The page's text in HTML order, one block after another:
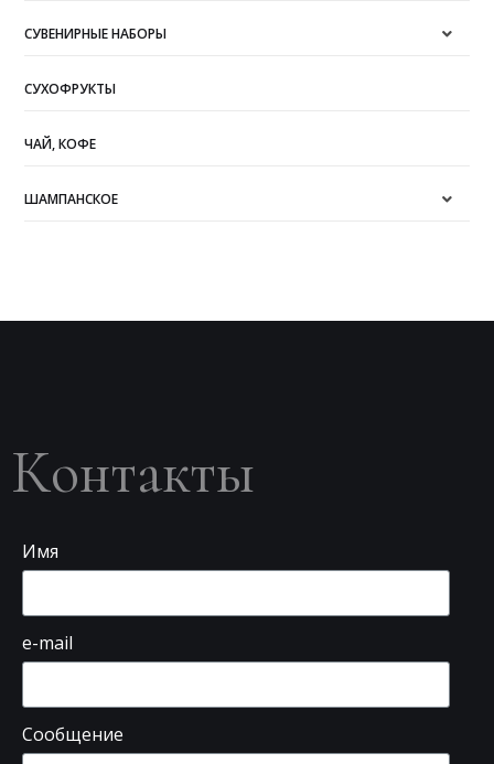
СУВЕНИРНЫЕ НАБОРЫ
СУХОФРУКТЫ
ЧАЙ, КОФЕ
ШАМПАНСКОЕ
Контакты
Имя
e-mail
Сообщение